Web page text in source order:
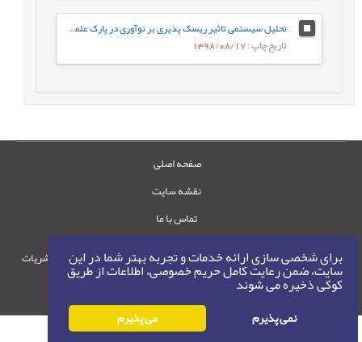
برای شخصی سازی ارائه خدمات و تجربه بهتر شما در این
سایت، ضمن رعایت کامل حریم خصوصی، اطلاعات از طریق
کوکی ذخیره می شوند
نمی پذیرم می پذیرم
تحلیل سیستمی‌ تاثیر ریسک پذیری بر نوآوری در پارک علمی و فناوری پردیس
تاریخ چاپ: 1398/08/17
صفحه اصلی
نقشه سایت
تماس با ما
حقوق این وب‌سایت متعلق به سامانه مدیریت نشریات
رایمگ است.